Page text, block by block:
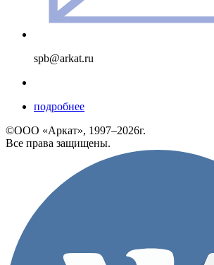
spb@arkat.ru
подробнее
©ООО «Аркат», 1997–2026г.
Все права защищены.